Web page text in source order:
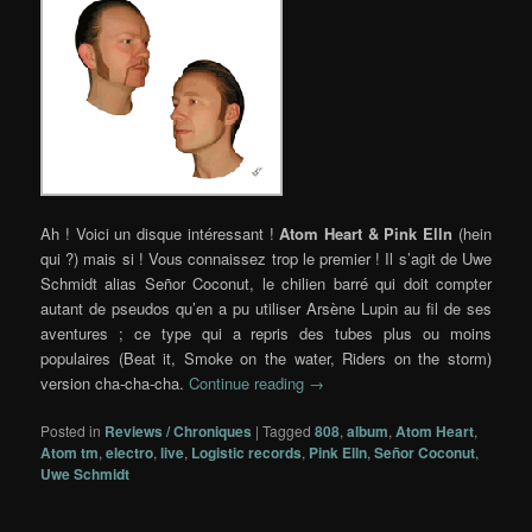
Ah ! Voici un disque intéressant !Atom Heart & Pink Elln (hein
qui ?) mais si ! Vous connaissez trop le premier ! Il s’agit de Uwe
Schmidt alias Señor Coconut, le chilien barré qui doit compter
autant de pseudos qu’en a pu utiliser Arsène Lupin au fil de ses
aventures ; ce type qui a repris des tubes plus ou moins
populaires (Beat it, Smoke on the water, Riders on the storm)
version cha-cha-cha.Continue reading →
Posted in Reviews / Chroniques |Tagged 808,album,Atom Heart,
Atom tm,electro,live, Logistic records, Pink Elln,Señor Coconut,
Uwe Schmidt